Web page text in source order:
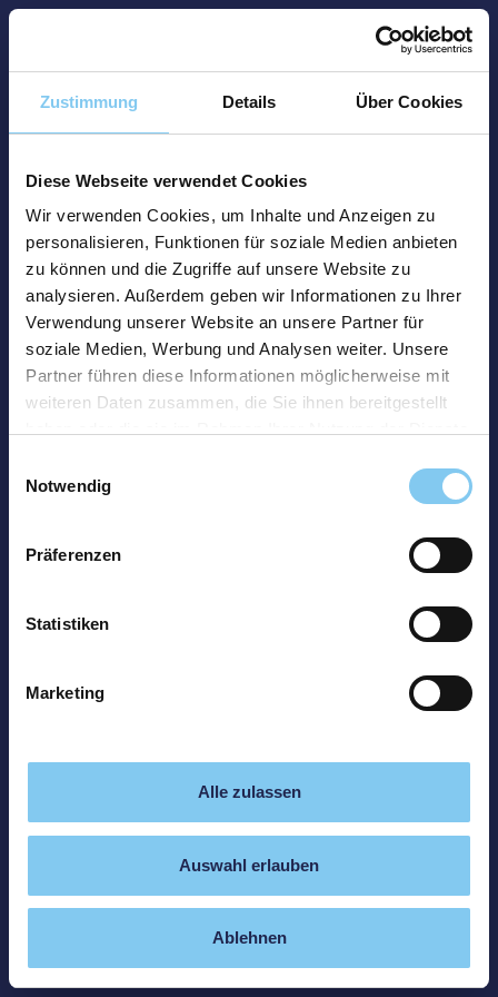
Zustimmung Details Über Cookies
Diese Webseite verwendet Cookies
Wir verwenden Cookies, um Inhalte und Anzeigen zu
personalisieren, Funktionen für soziale Medien anbieten
zu können und die Zugriffe auf unsere Website zu
analysieren. Außerdem geben wir Informationen zu Ihrer
Verwendung unserer Website an unsere Partner für
soziale Medien, Werbung und Analysen weiter. Unsere
Partner führen diese Informationen möglicherweise mit
weiteren Daten zusammen, die Sie ihnen bereitgestellt
Notwendig
Präferenzen
Statistiken
Marketing
Alle zulassen
Auswahl erlauben
Ablehnen